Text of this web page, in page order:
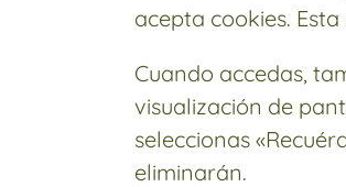
acepta cookies.
Cuando accedas,
visualización de
seleccionas
eliminarán.